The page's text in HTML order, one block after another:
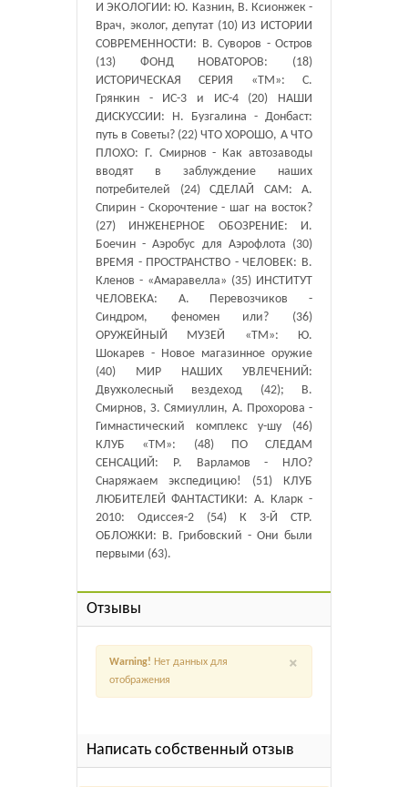
И ЭКОЛОГИИ: Ю. Казнин, В. Ксионжек -
Врач, эколог, депутат (10) ИЗ ИСТОРИИ
СОВРЕМЕННОСТИ: В. Суворов - Остров
(13) ФОНД НОВАТОРОВ: (18)
ИСТОРИЧЕСКАЯ СЕРИЯ «ТМ»: С.
Грянкин - ИС-3 и ИС-4 (20) НАШИ
ДИСКУССИИ: Н. Бузгалина - Донбаст:
путь в Советы? (22) ЧТО ХОРОШО, А ЧТО
ПЛОХО: Г. Смирнов - Как автозаводы
вводят в заблуждение наших
потребителей (24) СДЕЛАЙ САМ: А.
Спирин - Скорочтение - шаг на восток?
(27) ИНЖЕНЕРНОЕ ОБОЗРЕНИЕ: И.
Боечин - Аэробус для Аэрофлота (30)
ВРЕМЯ - ПРОСТРАНСТВО - ЧЕЛОВЕК: В.
Кленов - «Амаравелла» (35) ИНСТИТУТ
ЧЕЛОВЕКА: А. Перевозчиков -
Синдром, феномен или? (36)
ОРУЖЕЙНЫЙ МУЗЕЙ «ТМ»: Ю.
Шокарев - Новое магазинное оружие
(40) МИР НАШИХ УВЛЕЧЕНИЙ:
Двухколесный вездеход (42); В.
Смирнов, З. Сямиуллин, А. Прохорова -
Гимнастический комплекс у-шу (46)
КЛУБ «ТМ»: (48) ПО СЛЕДАМ
СЕНСАЦИЙ: Р. Варламов - НЛО?
Снаряжаем экспедицию! (51) КЛУБ
ЛЮБИТЕЛЕЙ ФАНТАСТИКИ: А. Кларк -
2010: Одиссея-2 (54) К 3-Й СТР.
ОБЛОЖКИ: В. Грибовский - Они были
первыми (63).
Отзывы
×
Warning! Нет данных для
отображения
Написать собственный отзыв